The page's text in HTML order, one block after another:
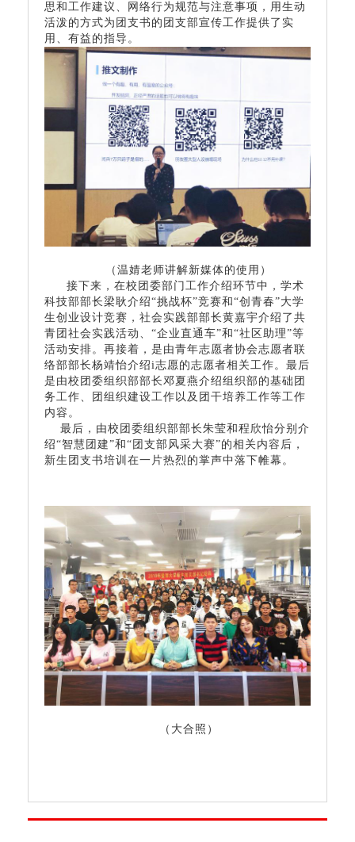
思和工作建议、网络行为规范与注意事项，用生动
活泼的方式为团支书的团支部宣传工作提供了实
用、有益的指导。
（温婧老师讲解新媒体的使用）
接下来，在校团委部门工作介绍环节中，学术
科技部部长梁耿介绍“挑战杯”竞赛和“创青春”大学
生创业设计竞赛，社会实践部部长黄嘉宇介绍了共
青团社会实践活动、“企业直通车”和“社区助理”等
活动安排。再接着，是由青年志愿者协会志愿者联
络部部长杨靖怡介绍i志愿的志愿者相关工作。最后
是由校团委组织部部长邓夏燕介绍组织部的基础团
务工作、团组织建设工作以及团干培养工作等工作
内容。
最后，由校团委组织部部长朱莹和程欣怡分别介
绍“智慧团建”和“团支部风采大赛”的相关内容后，
新生团支书培训在一片热烈的掌声中落下帷幕。
（大合照）